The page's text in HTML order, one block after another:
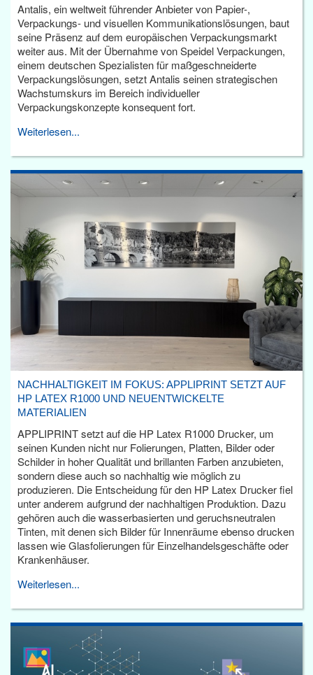
Antalis, ein weltweit führender Anbieter von Papier-,
Verpackungs- und visuellen Kommunikationslösungen, baut
seine Präsenz auf dem europäischen Verpackungsmarkt
weiter aus. Mit der Übernahme von Speidel Verpackungen,
einem deutschen Spezialisten für maßgeschneiderte
Verpackungslösungen, setzt Antalis seinen strategischen
Wachstumskurs im Bereich individueller
Verpackungskonzepte konsequent fort.
Weiterlesen...
NACHHALTIGKEIT IM FOKUS: APPLIPRINT SETZT AUF
HP LATEX R1000 UND NEUENTWICKELTE
MATERIALIEN
APPLIPRINT setzt auf die HP Latex R1000 Drucker, um
seinen Kunden nicht nur Folierungen, Platten, Bilder oder
Schilder in hoher Qualität und brillanten Farben anzubieten,
sondern diese auch so nachhaltig wie möglich zu
produzieren. Die Entscheidung für den HP Latex Drucker fiel
unter anderem aufgrund der nachhaltigen Produktion. Dazu
gehören auch die wasserbasierten und geruchsneutralen
Tinten, mit denen sich Bilder für Innenräume ebenso drucken
lassen wie Glasfolierungen für Einzelhandelsgeschäfte oder
Krankenhäuser.
Weiterlesen...